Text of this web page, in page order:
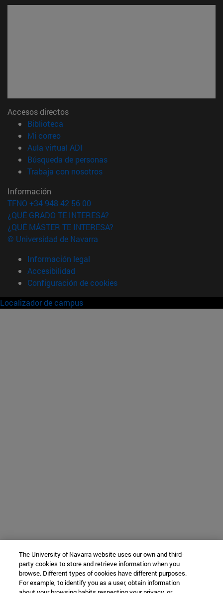
Accesos directos
Biblioteca
Mi correo(abre en nueva ventana)
Aula virtual ADI
Búsqueda de personas(abre en nueva ventana)
Trabaja con nosotros(abre en nueva ventana)
Información
TFNO +34 948 42 56 00
¿QUÉ GRADO TE INTERESA?
¿QUÉ MÁSTER TE INTERESA?
© Universidad de Navarra
Información legal
Accesibilidad
Configuración de cookies
Localizador de campus
The University of Navarra website uses our own and third-
party cookies to store and retrieve information when you
browse. Different types of cookies have different purposes.
For example, to identify you as a user, obtain information